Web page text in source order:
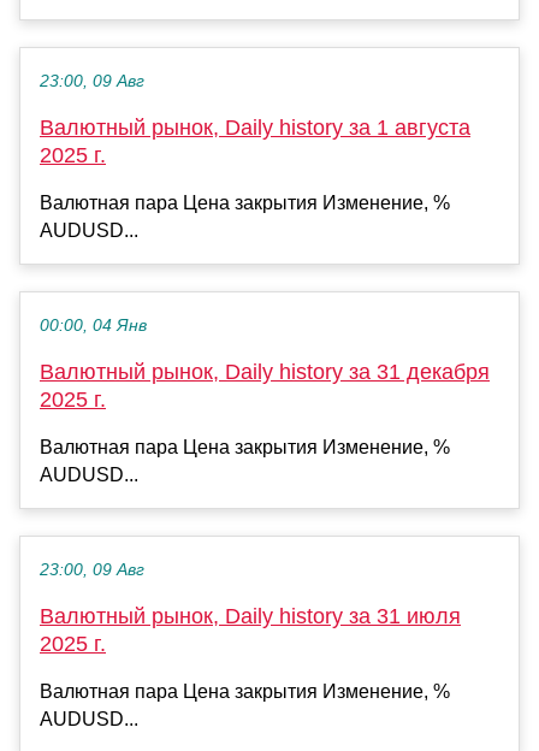
23:00, 09 Авг
Валютный рынок, Daily history за 1 августа
2025 г.
Валютная пара Цена закрытия Изменение, %
AUDUSD...
00:00, 04 Янв
Валютный рынок, Daily history за 31 декабря
2025 г.
Валютная пара Цена закрытия Изменение, %
AUDUSD...
23:00, 09 Авг
Валютный рынок, Daily history за 31 июля
2025 г.
Валютная пара Цена закрытия Изменение, %
AUDUSD...